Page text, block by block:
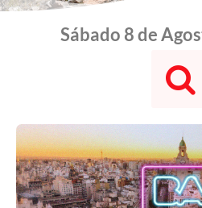
Sábado 8 de